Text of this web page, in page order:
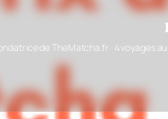
de TheMatcha.fr · 4 voyages